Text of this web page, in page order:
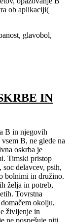
ob aplikaciji(
glavobol,
IN
B in njegovih
B, ne glede na
oskrba je
Timski pristop
delavcev, psih,
bolnimi in družino.
želja in potreb,
Tovrstna
okolju,
življenje in